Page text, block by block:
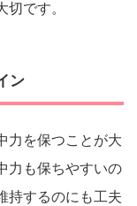
です。
ン
力を保つことが大
力も保ちやすいの
持するのにも工夫